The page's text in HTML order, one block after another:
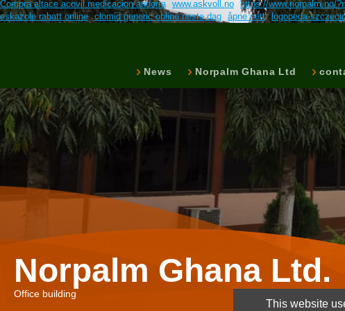
Compra altace acovil medicacion andorra www.askvoll.no https://www.norpalm.no/
eskazole rabatt online clomid generic online neste dag åpne nett logopeda-
News Norpalm Ghana Ltd
Norpalm Ghana Ltd.
Office building
This website